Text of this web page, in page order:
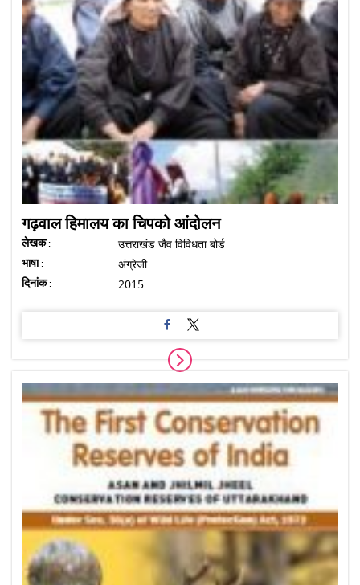
गढ़वाल हिमालय का चिपको आंदोलन
लेखक : उत्तराखंड जैव विविधता बोर्ड
भाषा : अंग्रेजी
दिनांक : 2015